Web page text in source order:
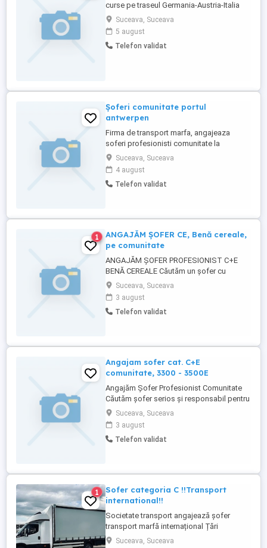
curse pe traseul Germania-Austria-Italia
Plecarea si intoarcerea cu camionul la
Suceava Prelata perdea 100 zi
Suceava, Suceava
5 august
Telefon validat
Șoferi comunitate portul
antwerpen
Firma de transport marfa, angajeaza
soferi profesionisti comunitate la
containere maritime. OFERIM: Salariul +
diurna externa incepand cu 3200 de euro+
bonusuri. Respectarea programului de
lucru legal ,cu respectarea timpilor de
Suceava, Suceava
4 august
Telefon validat
1
ANGAJĂM ȘOFER CE, Benă cereale,
pe comunitate
ANGAJĂM ȘOFER PROFESIONIST C+E
BENĂ CEREALE Căutăm un șofer cu
experiență și simț al responsabilității
pentru TRANSPORT INTERNAȚIONAL DE
CEREALE ȘI FURAJE USCATE (hrană
destinată consumului uman și animal).
SĂPTĂMÂNI ACASĂ SAU LA ...
Suceava, Suceava
3 august
Telefon validat
Angajam sofer cat. C+E
comunitate, 3300 - 3500E
Angajăm Șofer Profesionist Comunitate
Căutăm șofer serios și responsabil pentru
curse pe comunitate, cu tranzit în: Belgia,
Olanda și Germania. Program de lucru
flexibil: Se lucrează 2 luni pe comunitate 1
lună acasă Programul poate fi adaptat și
Suceava, Suceava
3 august
Telefon validat
1
Sofer categoria C !!Transport
international!!
Societate transport angajează șofer
transport marfă internațional Țări
tranzitate A CZ PL D IT FR E cerințe -
Suceava, Suceava